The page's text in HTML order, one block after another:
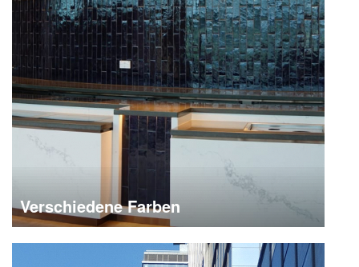
Verschiedene Farben